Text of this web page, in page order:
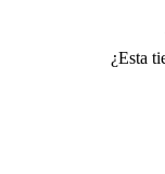
¿Esta